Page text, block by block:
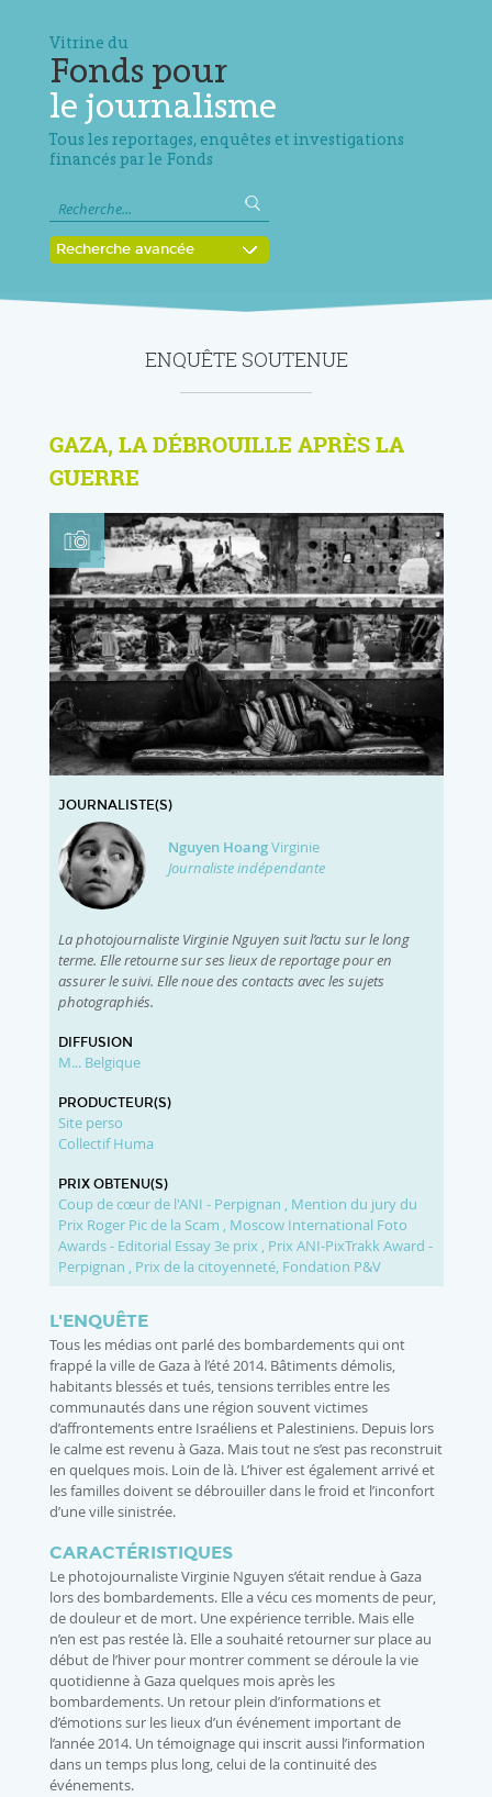
Vitrine du
Fonds pour
le journalisme
Tous les reportages, enquêtes et investigations
financés par le Fonds
Recherche avancée
ENQUÊTE SOUTENUE
GAZA, LA DÉBROUILLE APRÈS LA
GUERRE
JOURNALISTE(S)
Nguyen HoangVirginie
Journaliste indépendante
La photojournaliste Virginie Nguyen suit l’actu sur le long
terme. Elle retourne sur ses lieux de reportage pour en
assurer le suivi. Elle noue des contacts avec les sujets
photographiés.
DIFFUSION
M... Belgique
PRODUCTEUR(S)
Site perso
Collectif Huma
PRIX OBTENU(S)
Coup de cœur de l'ANI - Perpignan , Mention du jury du
Prix Roger Pic de la Scam , Moscow International Foto
Awards - Editorial Essay 3e prix , Prix ANI-PixTrakk Award -
Perpignan , Prix de la citoyenneté, Fondation P&V
L'ENQUÊTE
Tous les médias ont parlé des bombardements qui ont
frappé la ville de Gaza à l’été 2014. Bâtiments démolis,
habitants blessés et tués, tensions terribles entre les
communautés dans une région souvent victimes
d’affrontements entre Israéliens et Palestiniens. Depuis lors
le calme est revenu à Gaza. Mais tout ne s’est pas reconstruit
en quelques mois. Loin de là. L’hiver est également arrivé et
les familles doivent se débrouiller dans le froid et l’inconfort
d’une ville sinistrée.
CARACTÉRISTIQUES
Le photojournaliste Virginie Nguyen s’était rendue à Gaza
lors des bombardements. Elle a vécu ces moments de peur,
de douleur et de mort. Une expérience terrible. Mais elle
n’en est pas restée là. Elle a souhaité retourner sur place au
début de l’hiver pour montrer comment se déroule la vie
quotidienne à Gaza quelques mois après les
bombardements. Un retour plein d’informations et
d’émotions sur les lieux d’un événement important de
l’année 2014. Un témoignage qui inscrit aussi l’information
dans un temps plus long, celui de la continuité des
événements.